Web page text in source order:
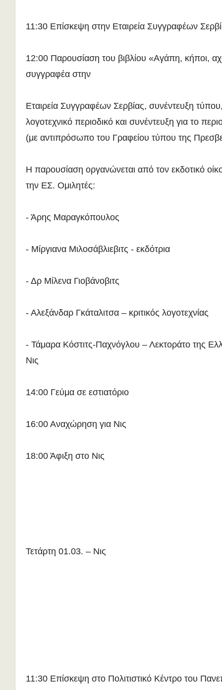
11:30 Επίσκεψη στην Εταιρεία Συγγραφέων
12:00 Παρουσίαση του βιβλίου «Αγάπη, κήποι,
συγγραφέα στην
Εταιρεία Συγγραφέων Σερβίας, συνέντευξη
λογοτεχνικό περιοδικό και συνέντευξη για το
(με αντιπρόσωπο του Γραφείου τύπου της
H παρουσίαση οργανώνεται από τον εκδοτικό
την ΕΣ. Ομιλητές:
- Άρης Μαραγκόπουλος
- Μίργιανα Μιλοσάβλιεβιτς - εκδότρια
- Δρ Μίλενα Γιοβάνοβιτς
- Αλεξάνδαρ Γκάταλιτσα – κριτικός λογοτεχνίας
- Τάμαρα Κόστιτς-Παχνόγλου – Λεκτοράτο της
Νις
14:00 Γεύμα σε εστιατόριο
16:00 Αναχώρηση για Νις
18:00 Άφιξη στο Νις
Τετάρτη 01.03. – Νις
11:30 Επίσκεψη στο Πολιτιστικό Κέντρο του